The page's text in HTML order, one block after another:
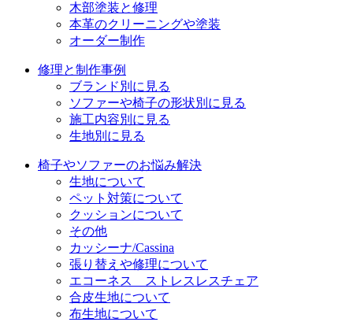
木部塗装と修理
本革のクリーニングや塗装
オーダー制作
修理と制作事例
ブランド別に見る
ソファーや椅子の形状別に見る
施工内容別に見る
生地別に見る
椅子やソファーのお悩み解決
生地について
ペット対策について
クッションについて
その他
カッシーナ/Cassina
張り替えや修理について
エコーネス ストレスレスチェア
合皮生地について
布生地について